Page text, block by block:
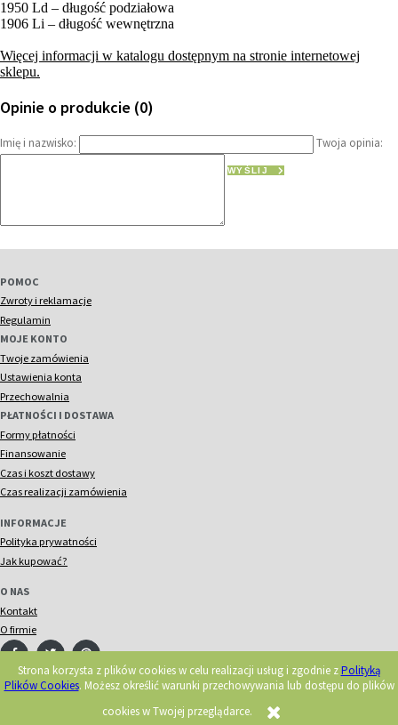
Strona korzysta z plików cookies w celu realizacji usług i zgodnie zPolityką
Plików Cookies. Możesz określić warunki przechowywania lub dostępu do plików
cookies w Twojej przeglądarce.
1950 Ld – długość podziałowa
1906 Li – długość wewnętrzna
Więcej informacji w katalogu dostępnym na stronie internetowej
sklepu.
Opinie o produkcie (0)
Imię i nazwisko: Twoja opinia:
WYŚLIJ
POMOC
Zwroty i reklamacje
Regulamin
MOJE KONTO
Twoje zamówienia
Ustawienia konta
Przechowalnia
PŁATNOŚCI I DOSTAWA
Formy płatności
Finansowanie
Czas i koszt dostawy
Czas realizacji zamówienia
INFORMACJE
Polityka prywatności
Jak kupować?
O NAS
Kontakt
O firmie
© 2018 Acorn. Wszelkie prawa zastrzeżone.